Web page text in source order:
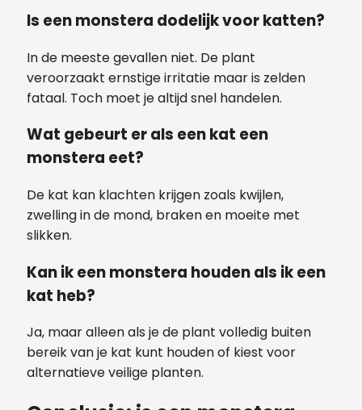
Is een monstera dodelijk voor katten?
In de meeste gevallen niet. De plant
veroorzaakt ernstige irritatie maar is zelden
fataal. Toch moet je altijd snel handelen.
Wat gebeurt er als een kat een
monstera eet?
De kat kan klachten krijgen zoals kwijlen,
zwelling in de mond, braken en moeite met
slikken.
Kan ik een monstera houden als ik een
kat heb?
Ja, maar alleen als je de plant volledig buiten
bereik van je kat kunt houden of kiest voor
alternatieve veilige planten.